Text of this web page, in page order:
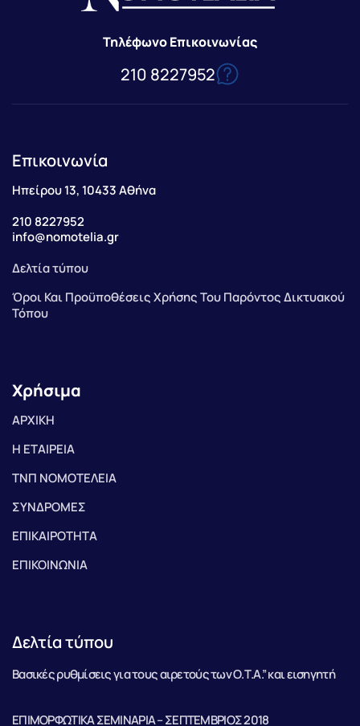
Τηλέφωνο Επικοινωνίας
210 8227952
Επικοινωνία
Ηπείρου 13, 10433 Αθήνα
210 8227952
info@nomotelia.gr
Δελτία τύπου
Όροι Και Προϋποθέσεις Χρήσης Του Παρόντος Δικτυακού
Τόπου
Χρήσιμα
ΑΡΧΙΚΗ
Η ΕΤΑΙΡΕΙΑ
ΤΝΠ ΝΟΜΟΤΕΛΕΙΑ
ΣΥΝΔΡΟΜΕΣ
ΕΠΙΚΑΙΡΟΤΗΤΑ
ΕΠΙΚΟΙΝΩΝΙΑ
Δελτία τύπου
Βασικές ρυθμίσεις για τους αιρετούς των Ο.Τ.Α.” και εισηγητή
ΕΠΙΜΟΡΦΩΤΙΚΑ ΣΕΜΙΝΑΡΙΑ – ΣΕΠΤΕΜΒΡΙΟΣ 2018